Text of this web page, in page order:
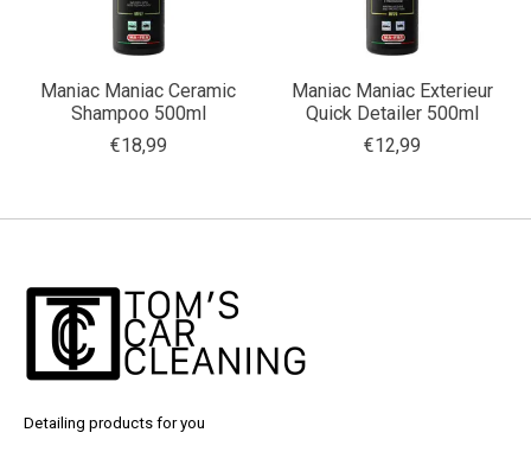
Maniac Maniac Ceramic
Shampoo 500ml
€18,99
Maniac Maniac Exterieur
Quick Detailer 500ml
€12,99
Detailing products for you